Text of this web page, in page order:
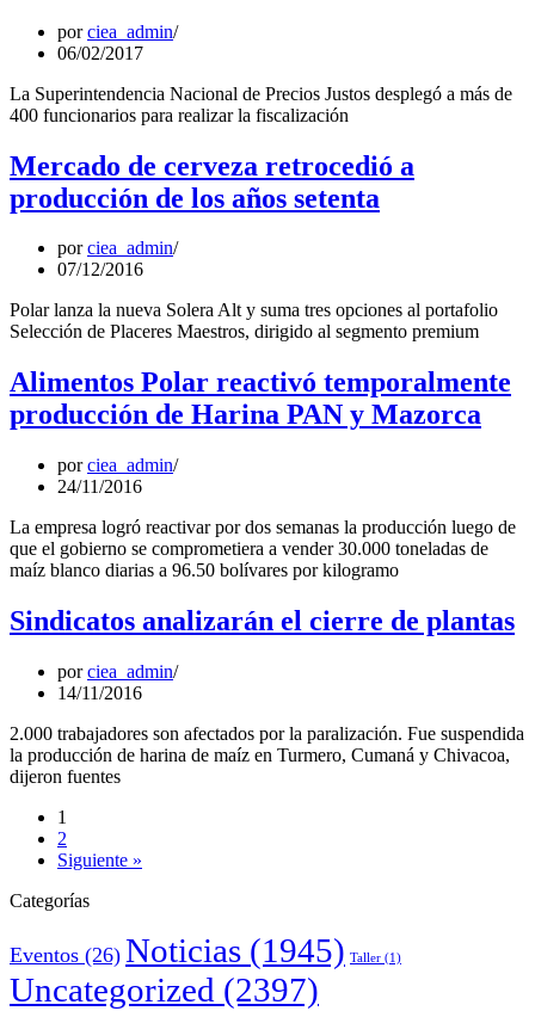
porciea_admin
06/02/2017
La Superintendencia Nacional de Precios Justos desplegó a más de
400 funcionarios para realizar la fiscalización
Mercado de cerveza retrocedió a
producción de los años setenta
porciea_admin
07/12/2016
Polar lanza la nueva Solera Alt y suma tres opciones al portafolio
Selección de Placeres Maestros, dirigido al segmento premium
Alimentos Polar reactivó temporalmente
producción de Harina PAN y Mazorca
porciea_admin
24/11/2016
La empresa logró reactivar por dos semanas la producción luego de
que el gobierno se comprometiera a vender 30.000 toneladas de
maíz blanco diarias a 96.50 bolívares por kilogramo
Sindicatos analizarán el cierre de plantas
porciea_admin
14/11/2016
2.000 trabajadores son afectados por la paralización. Fue suspendida
la producción de harina de maíz en Turmero, Cumaná y Chivacoa,
dijeron fuentes
1
2
Siguiente »
Categorías
Eventos (26) Noticias (1945) Taller (1)
Uncategorized (2397)